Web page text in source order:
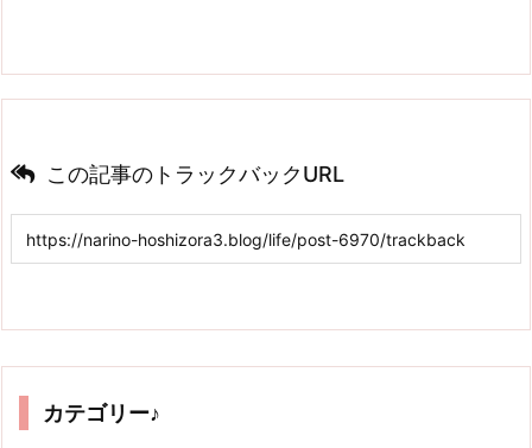
この記事のトラックバックURL
カテゴリー♪